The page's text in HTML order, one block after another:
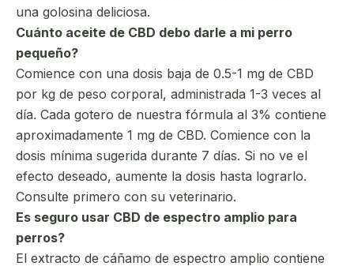
una golosina deliciosa.
Cuánto aceite de CBD debo darle a mi perro
pequeño?
Comience con una dosis baja de 0.5-1 mg de CBD
por kg de peso corporal, administrada 1-3 veces al
día. Cada gotero de nuestra fórmula al 3% contiene
aproximadamente 1 mg de CBD. Comience con la
dosis mínima sugerida durante 7 días. Si no ve el
efecto deseado, aumente la dosis hasta lograrlo.
Consulte primero con su veterinario.
Es seguro usar CBD de espectro amplio para
perros?
El extracto de cáñamo de espectro amplio contiene